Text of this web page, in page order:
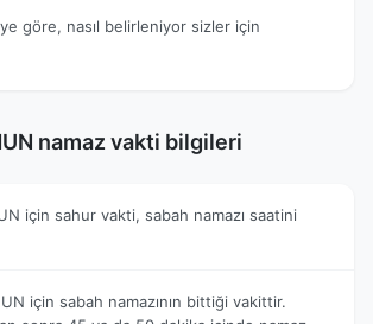
göre, nasıl belirleniyor sizler için
namaz vakti bilgileri
için sahur vakti, sabah namazı saatini
için sabah namazının bittiği vakittir.